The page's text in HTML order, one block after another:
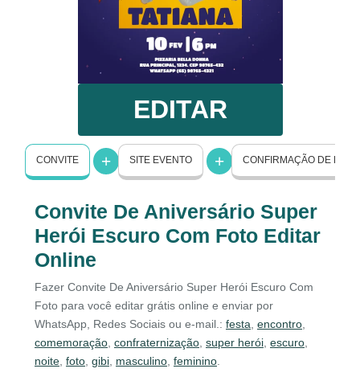
EDITAR
CONVITE SITE EVENTO CONFIRMAÇÃO DE
Convite De Aniversário Super
Herói Escuro Com Foto Editar
Online
Fazer Convite De Aniversário Super Herói Escuro Com
Foto para você editar grátis online e enviar por
WhatsApp, Redes Sociais ou e-mail.: festa encontro
comemoração confraternização super herói escuro
noite foto gibi masculino feminino